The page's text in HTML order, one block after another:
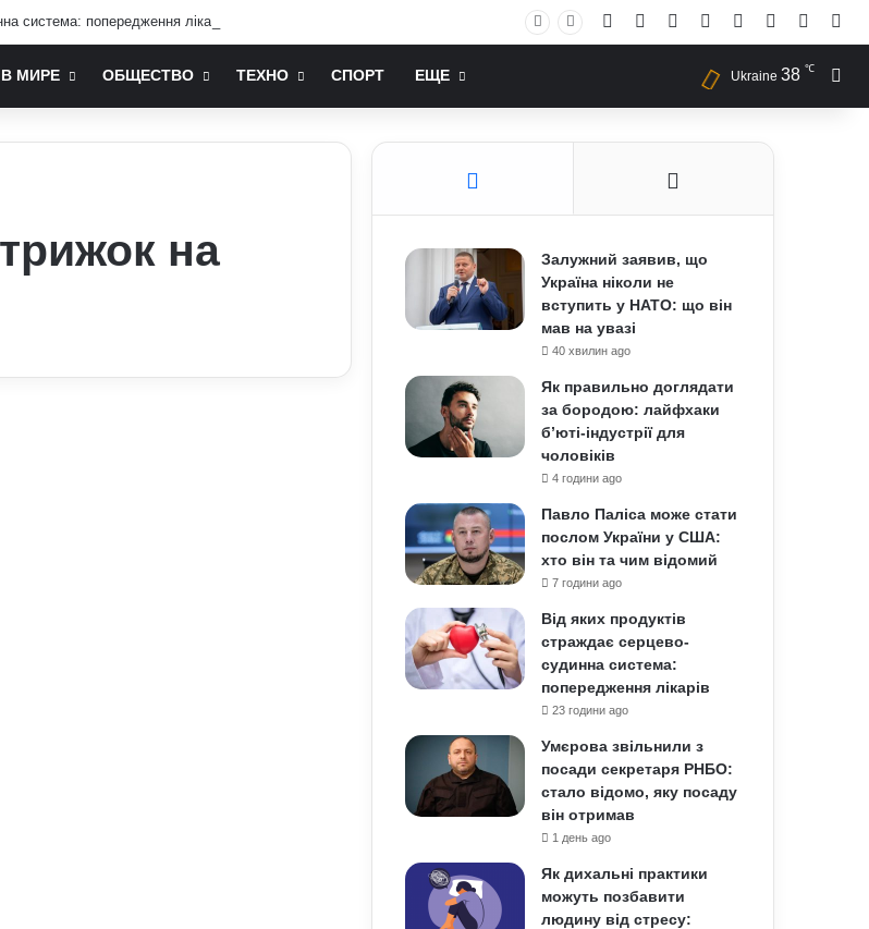
система: попередження лікарів Facebook YouTubeInstagram
RSS Log In
В МИРЕ ОБЩЕСТВО ТЕХНО СПОРТ ЕЩЕ Ukraine 38 ℃
на
Залужний заявив, що
Україна ніколи не
вступить у НАТО: що він
мав на увазі
40 хвилин ago
Як правильно доглядати
за бородою: лайфхаки
б’юті-індустрії для
чоловіків
4 години ago
Павло Паліса може стати
послом України у США:
хто він та чим відомий
7 години ago
Від яких продуктів
страждає серцево-
судинна система:
попередження лікарів
23 години ago
Умєрова звільнили з
посади секретаря РНБО:
стало відомо, яку посаду
він отримав
1 день ago
Як дихальні практики
можуть позбавити
людину від стресу: